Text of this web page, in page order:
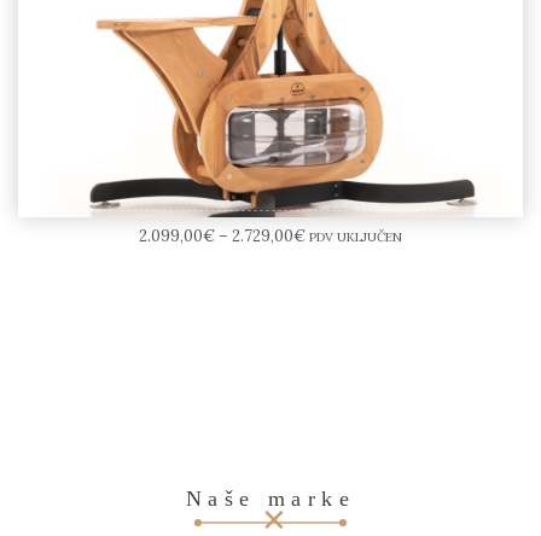
NOHrD WaterGrinder
2.099,00€– 2.729,00€ PDV UKLJUČEN
Naše marke